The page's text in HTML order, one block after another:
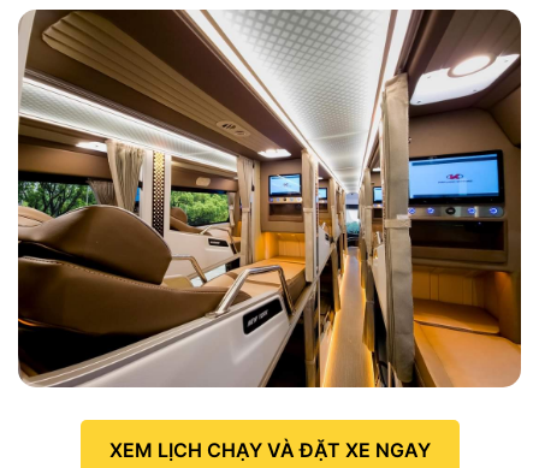
XEM LỊCH CHẠY VÀ ĐẶT XE NGAY